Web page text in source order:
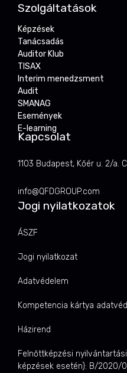
Szolgáltatások
Képzések
Tanácsadás
Auditor Klub
TISAX
Interim menedzsment
Audit
SMANAG
Események
E-learning
Kapcsolat
1103 Budapest, Kőér u. 2/a.
info@QFDGROUP.com
Jogi nyilatkozatok
ÁSZF
Jogi nyilatkozat
Adatvédelem
Kompetencia kártya
Házirend
Felnőttképzési
képzések esetén): B/2020/